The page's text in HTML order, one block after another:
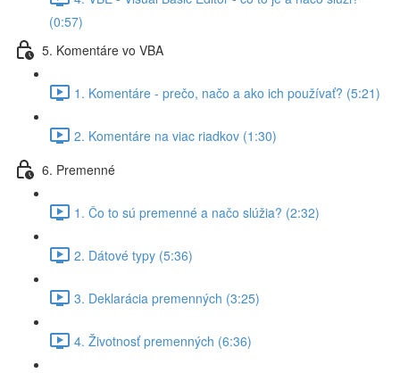
(0:57)
5. Komentáre vo VBA
1. Komentáre - prečo, načo a ako ich používať? (5:21)
2. Komentáre na viac riadkov (1:30)
6. Premenné
1. Čo to sú premenné a načo slúžia? (2:32)
2. Dátové typy (5:36)
3. Deklarácia premenných (3:25)
4. Životnosť premenných (6:36)